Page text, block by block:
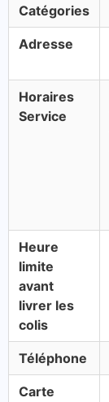
Catégories
Adresse
Horaires
Service
Heure
limite
avant
livrer les
colis
Téléphone
Carte